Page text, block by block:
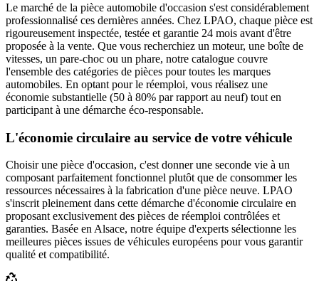
Le marché de la pièce automobile d'occasion s'est considérablement
professionnalisé ces dernières années. Chez LPAO, chaque pièce est
rigoureusement inspectée, testée et garantie 24 mois avant d'être
proposée à la vente. Que vous recherchiez un moteur, une boîte de
vitesses, un pare-choc ou un phare, notre catalogue couvre
l'ensemble des catégories de pièces pour toutes les marques
automobiles. En optant pour le réemploi, vous réalisez une
économie substantielle (50 à 80% par rapport au neuf) tout en
participant à une démarche éco-responsable.
L'économie circulaire au service de votre véhicule
Choisir une pièce d'occasion, c'est donner une seconde vie à un
composant parfaitement fonctionnel plutôt que de consommer les
ressources nécessaires à la fabrication d'une pièce neuve. LPAO
s'inscrit pleinement dans cette démarche d'économie circulaire en
proposant exclusivement des pièces de réemploi contrôlées et
garanties. Basée en Alsace, notre équipe d'experts sélectionne les
meilleures pièces issues de véhicules européens pour vous garantir
qualité et compatibilité.